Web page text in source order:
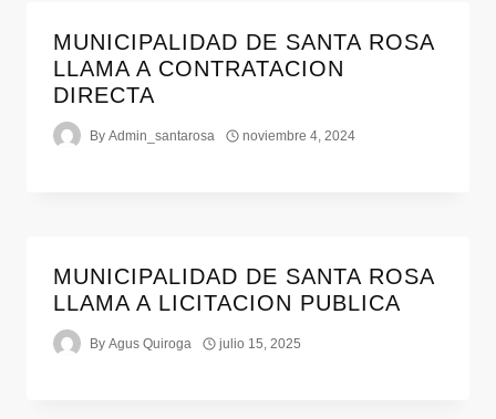
MUNICIPALIDAD DE SANTA ROSA
LLAMA A CONTRATACION
DIRECTA
By Admin_santarosa noviembre 4, 2024
MUNICIPALIDAD DE SANTA ROSA
LLAMA A LICITACION PUBLICA
By Agus Quiroga julio 15, 2025